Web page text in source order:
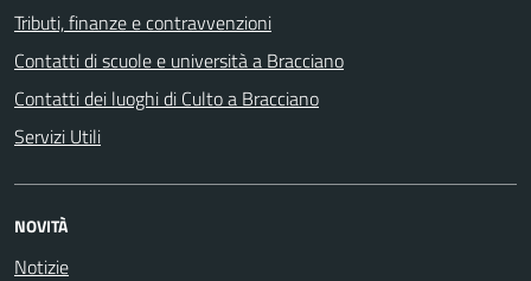
Tributi, finanze e contravvenzioni
Contatti di scuole e università a Bracciano
Contatti dei luoghi di Culto a Bracciano
Servizi Utili
NOVITÀ
Notizie